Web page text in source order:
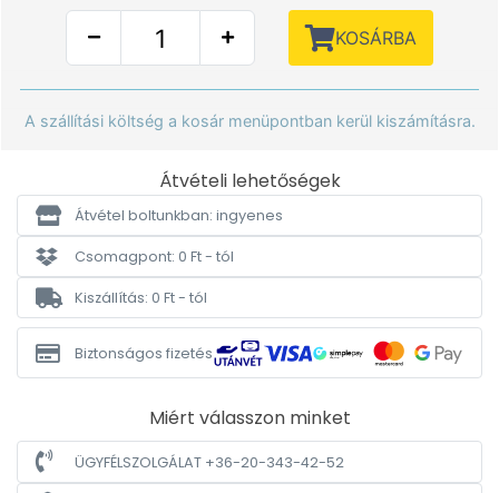
KOSÁRBA
A szállítási költség a kosár menüpontban kerül kiszámításra.
Átvételi lehetőségek
Átvétel boltunkban: ingyenes
Csomagpont: 0 Ft - tól
Kiszállítás: 0 Ft - tól
Biztonságos fizetés
Miért válasszon minket
ÜGYFÉLSZOLGÁLAT +36-20-343-42-52